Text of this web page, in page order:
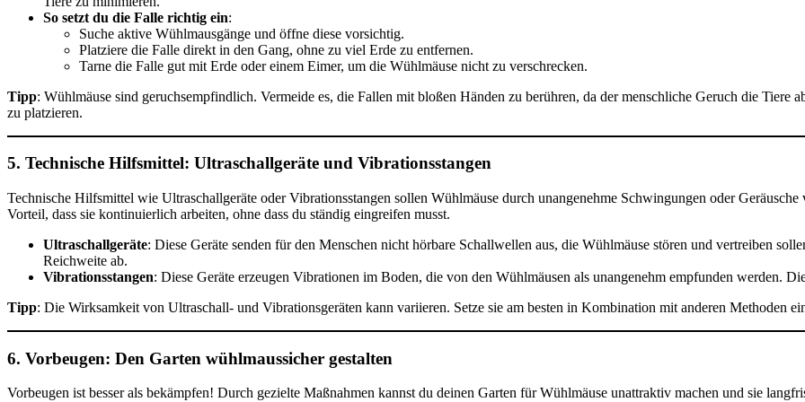
So setzt du die Falle richtig ein:
Suche aktive Wühlmausgänge und öffne diese vorsichtig.
Platziere die Falle direkt in den Gang, ohne zu viel Erde zu entfernen.
Tarne die Falle gut mit Erde oder einem Eimer, um die Wühlmäuse nicht zu verschrecken.
Tipp: Wühlmäuse sind geruchsempfindlich. Vermeide es, die Fallen mit bloßen Händen zu berühren, da der menschliche Geruch die Tiere
zu platzieren.
5. Technische Hilfsmittel: Ultraschallgeräte und Vibrationsstangen
Technische Hilfsmittel wie Ultraschallgeräte oder Vibrationsstangen sollen Wühlmäuse durch unangenehme Schwingungen oder
Vorteil, dass sie kontinuierlich arbeiten, ohne dass du ständig eingreifen musst.
Ultraschallgeräte: Diese Geräte senden für den Menschen nicht hörbare Schallwellen aus, die Wühlmäuse stören und vertreiben
Reichweite ab.
Vibrationsstangen: Diese Geräte erzeugen Vibrationen im Boden, die von den Wühlmäusen als unangenehm empfunden werden.
Tipp: Die Wirksamkeit von Ultraschall- und Vibrationsgeräten kann variieren. Setze sie am besten in Kombination mit anderen Methoden
6. Vorbeugen: Den Garten wühlmaussicher gestalten
Vorbeugen ist besser als bekämpfen! Durch gezielte Maßnahmen kannst du deinen Garten für Wühlmäuse unattraktiv machen und sie